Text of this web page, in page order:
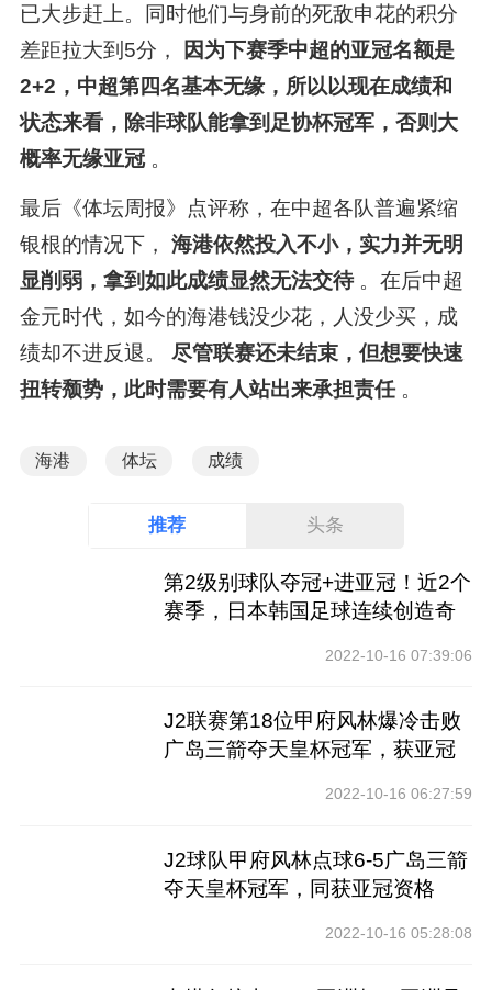
已大步赶上。同时他们与身前的死敌申花的积分
差距拉大到5分，
因为下赛季中超的亚冠名额是
2+2，中超第四名基本无缘，所以以现在成绩和
状态来看，除非球队能拿到足协杯冠军，否则大
概率无缘亚冠 。
最后《体坛周报》点评称，在中超各队普遍紧缩
银根的情况下， 海港依然投入不小，实力并无明
显削弱，拿到如此成绩显然无法交待 。在后中超
金元时代，如今的海港钱没少花，人没少买，成
绩却不进反退。 尽管联赛还未结束，但想要快速
扭转颓势，此时需要有人站出来承担责任 。
海港 体坛 成绩
推荐 头条
第2级别球队夺冠+进亚冠！近2个
赛季，日本韩国足球连续创造奇
2022-10-16 07:39:06
J2联赛第18位甲府风林爆冷击败
广岛三箭夺天皇杯冠军，获亚冠
2022-10-16 06:27:59
J2球队甲府风林点球6-5广岛三箭
夺天皇杯冠军，同获亚冠资格
2022-10-16 05:28:08